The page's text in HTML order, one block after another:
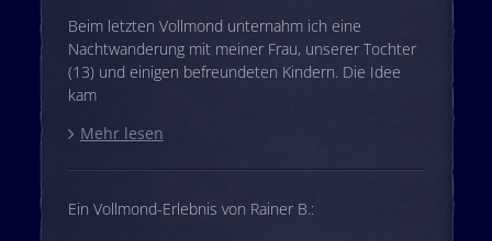
Beim letzten Vollmond unternahm ich eine
Nachtwanderung mit meiner Frau, unserer Tochter
(13) und einigen befreundeten Kindern. Die Idee
kam
Mehr lesen
Ein Vollmond-Erlebnis von Rainer B.: